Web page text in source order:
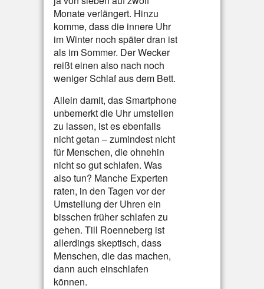
Monate verlängert. Hinzu
komme, dass die innere Uhr
im Winter noch später dran ist
als im Sommer. Der Wecker
reißt einen also nach noch
weniger Schlaf aus dem Bett.
Allein damit, das Smartphone
unbemerkt die Uhr umstellen
zu lassen, ist es ebenfalls
nicht getan – zumindest nicht
für Menschen, die ohnehin
nicht so gut schlafen. Was
also tun? Manche Experten
raten, in den Tagen vor der
Umstellung der Uhren ein
bisschen früher schlafen zu
gehen. Till Roenneberg ist
allerdings skeptisch, dass
Menschen, die das machen,
dann auch einschlafen
können.